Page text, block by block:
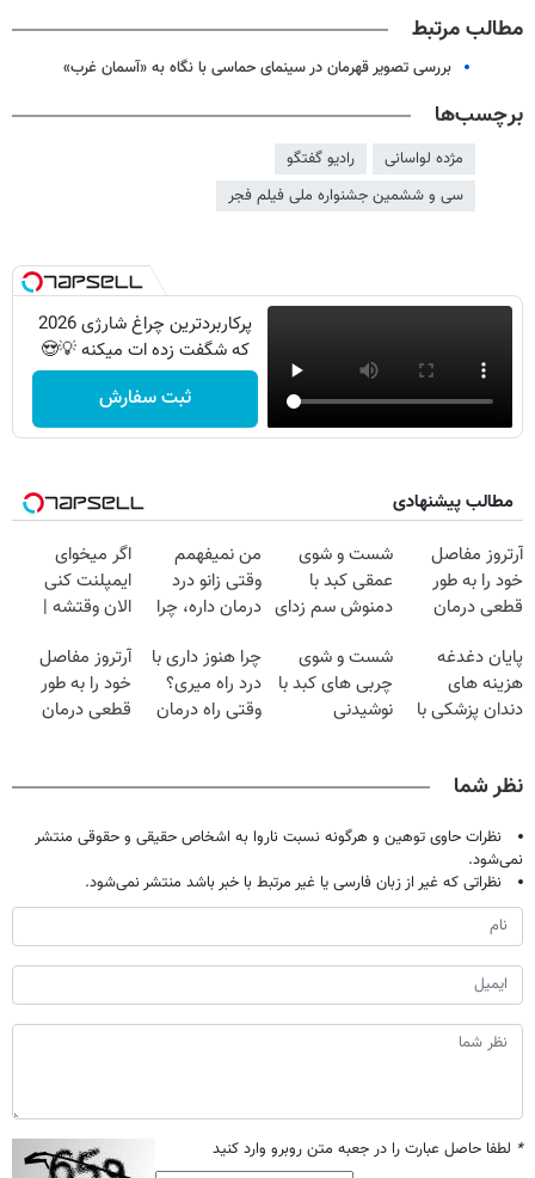
مطالب مرتبط
بررسی تصویر قهرمان در سینمای حماسی با نگاه به «آسمان غرب»
برچسب‌ها
مژده لواسانی
رادیو گفتگو
سی و ششمین جشنواره ملی فیلم فجر
پرکاربردترین چراغ شارژی 2026
که شگفت زده ات میکنه 💡😍
ثبت سفارش
مطالب پیشنهادی
آرتروز مفاصل
خود را به طور
قطعی درمان
◂پرسش‌نامه▸
شست و شوی
عمقی کبد با
دمنوش سم زدای
من نمیفهمم
وقتی زانو درد
درمان داره، چرا
تحمل میکنی؟❗
اگر میخوای
ایمپلنت کنی
الان وقتشه |
میلیون تومان!!!
پایان دغدغه
هزینه های
دندان پزشکی با
شست و شوی
چربی های کبد با
نوشیدنی
چرا هنوز داری با
درد راه میری؟
وقتی راه درمان
آرتروز مفاصل
خود را به طور
قطعی درمان
نظر شما
نظرات حاوی توهین و هرگونه نسبت ناروا به اشخاص حقیقی و حقوقی منتشر
نمی‌شود.
نظراتی که غیر از زبان فارسی یا غیر مرتبط با خبر باشد منتشر نمی‌شود.
* لطفا حاصل عبارت را در جعبه متن روبرو وارد کنید